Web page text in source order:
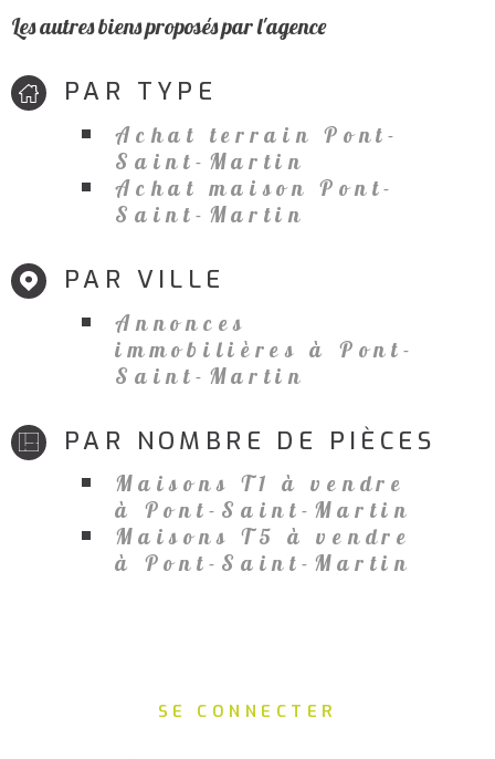
Les autres biens proposés par l'agence
PAR TYPE
Achat terrain Pont-
Saint-Martin
Achat maison Pont-
Saint-Martin
PAR VILLE
Annonces
immobilières à Pont-
Saint-Martin
PAR NOMBRE DE PIÈCES
Maisons T1 à vendre
à Pont-Saint-Martin
Maisons T5 à vendre
à Pont-Saint-Martin
SE CONNECTER